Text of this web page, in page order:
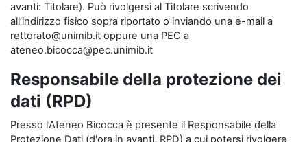
avanti: Titolare). Può rivolgersi al Titolare scrivendo
all’indirizzo fisico sopra riportato o inviando una e-mail a
rettorato@unimib.it oppure una PEC a
ateneo.bicocca@pec.unimib.it
Responsabile della protezione dei
dati (RPD)
Presso l’Ateneo Bicocca è presente il Responsabile della
Protezione Dati (d'ora in avanti, RPD) a cui potersi rivolgere